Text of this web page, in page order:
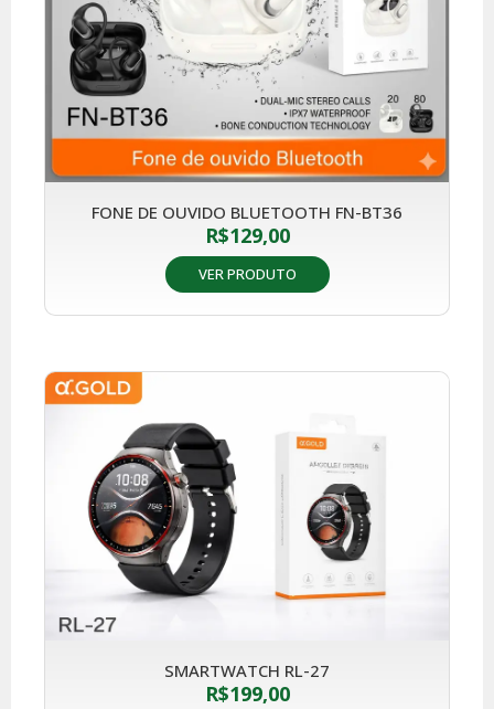
FONE DE OUVIDO BLUETOOTH FN-BT36
R$129,00
VER PRODUTO
SMARTWATCH RL-27
R$199,00